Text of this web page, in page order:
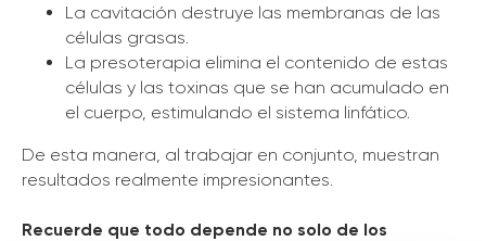
La cavitación destruye las membranas de las
células grasas.
La presoterapia elimina el contenido de estas
células y las toxinas que se han acumulado en
el cuerpo, estimulando el sistema linfático.
De esta manera, al trabajar en conjunto, muestran
resultados realmente impresionantes.
Recuerde que todo depende no solo de los